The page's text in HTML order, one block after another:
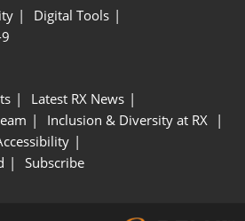
Digital Tools
Latest RX News
Inclusion & Diversity at RX
Subscribe